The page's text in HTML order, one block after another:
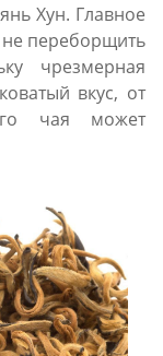
Хун. Главное
не переборщить
чрезмерная
вкус, от
чая может